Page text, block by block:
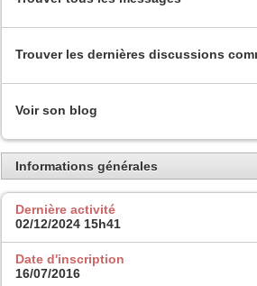
Trouver les dernières discussions
Voir son blog
Informations générales
Dernière activité
02/12/2024 15h41
Date d'inscription
16/07/2016